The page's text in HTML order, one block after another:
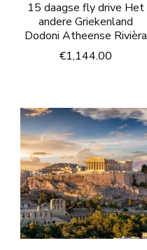
15 daagse fly drive Het
andere Griekenland
Dodoni Atheense Rivièra
€1,144.00